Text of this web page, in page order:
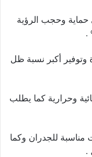
حماية وحجب الرؤية
وتوفير أكبر نسبة ظل
وحرارية كما يطلب
مناسبة للجدران وكما
.